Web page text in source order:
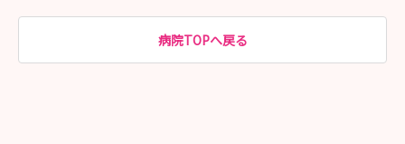
※履歴書は、特に決まった用紙はありません。
※健康診断書は、看護学校で実施した健康診断（直近のもの）の
病院TOPへ戻る